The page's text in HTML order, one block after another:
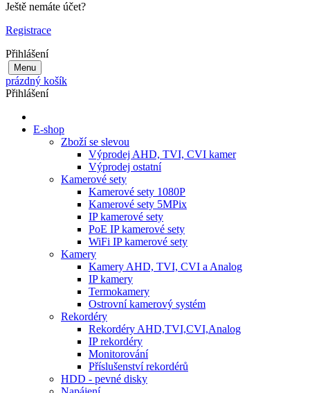
Ještě nemáte účet?
Registrace
Přihlášení
Menu
prázdný košík
Přihlášení
E-shop
Zboží se slevou
Výprodej AHD, TVI, CVI kamer
Výprodej ostatní
Kamerové sety
Kamerové sety 1080P
Kamerové sety 5MPix
IP kamerové sety
PoE IP kamerové sety
WiFi IP kamerové sety
Kamery
Kamery AHD, TVI, CVI a Analog
IP kamery
Termokamery
Ostrovní kamerový systém
Rekordéry
Rekordéry AHD,TVI,CVI,Analog
IP rekordéry
Monitorování
Příslušenství rekordérů
HDD - pevné disky